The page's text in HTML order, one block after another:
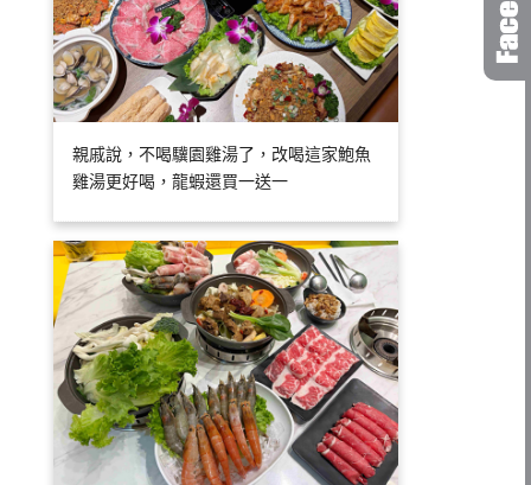
親戚說，不喝驥園雞湯了，改喝這家鮑魚
雞湯更好喝，龍蝦還買一送一